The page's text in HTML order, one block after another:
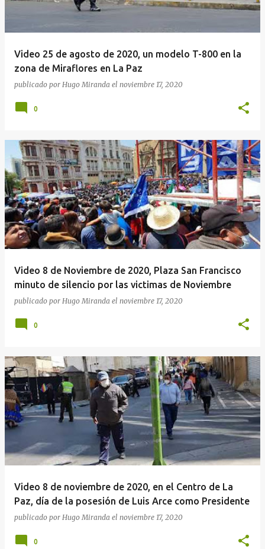
Video 25 de agosto de 2020, un modelo T-800 en la
zona de Miraflores en La Paz
publicado por Hugo Miranda el noviembre 17, 2020
0
Video 8 de Noviembre de 2020, Plaza San Francisco
minuto de silencio por las victimas de Noviembre
publicado por Hugo Miranda el noviembre 17, 2020
0
Video 8 de noviembre de 2020, en el Centro de La
Paz, día de la posesión de Luis Arce como Presidente
publicado por Hugo Miranda el noviembre 17, 2020
0